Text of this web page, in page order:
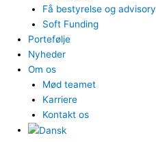
Få bestyrelse og advisory
Soft Funding
Portefølje
Nyheder
Om os
Mød teamet
Karriere
Kontakt os